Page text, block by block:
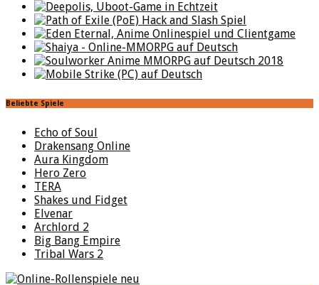
Beliebte Spiele
Echo of Soul
Drakensang Online
Aura Kingdom
Hero Zero
TERA
Shakes und Fidget
Elvenar
Archlord 2
Big Bang Empire
Tribal Wars 2